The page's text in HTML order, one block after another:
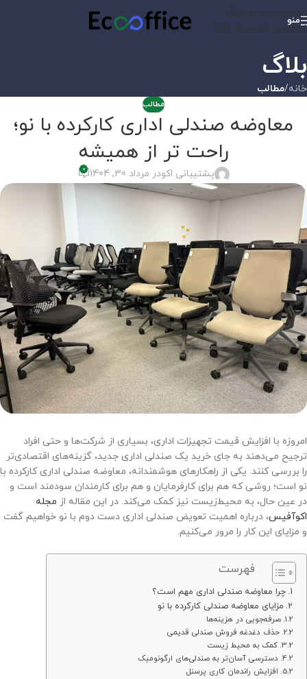
Skip to navigation
Skip to main content
منو
بلاگ
خانه/مطالب
مطالب
معاوضه صندلی اداری کارکرده با نو؛
راحت تر از همیشه
پشتیبانی اکودر مرداد 30, 1404 0
امروزه با افزایش قیمت تجهیزات اداری، بسیاری از شرکت‌ها و حتی افراد
ترجیح می‌دهند به جای خرید یک صندلی اداری جدید، گزینه‌های اقتصادی‌تر
را بررسی کنند. یکی از راهکارهای هوشمندانه، معاوضه صندلی اداری کارکرده با
نو است؛ روشی که هم برای کارفرمایان و هم برای کارمندان سودمند است و
در عین حال، به محیط‌زیست نیز کمک می‌کند. در این مقاله از مجله
اکوآفیس، درباره اهمیت تعویض صندلی اداری دست دوم با نو خواهیم گفت
و مزایای این کار را مرور می‌کنیم.
فهرست
چرا معاوضه صندلی اداری مهم است؟
مزایای معاوضه صندلی کارکرده با نو
صرفه‌جویی در هزینه‌ها
حذف دغدغه فروش صندلی قدیمی
کمک به محیط‌ زیست
دسترسی آسان‌تر به صندلی‌های ارگونومیک
افزایش راندمان کاری پرسنل